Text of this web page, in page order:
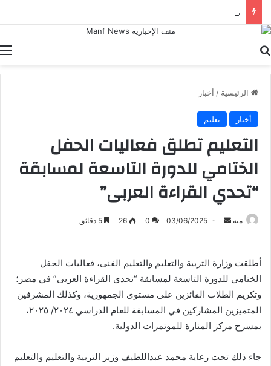
الرئيسية / أخبار
أخبار تعليم
التعليم تطلق فعاليات الحفل
الختامي للدورة التاسعة لمسابقة
“تحدي القراءة العربى”
منة
أرسل 03/06/2025
0
26
أطلقت وزارة التربية والتعليم والتعليم الفنى، فعاليات الحفل
الختامي للدورة التاسعة لمسابقة “تحدي القراءة العربى” في مصر؛
وتكريم الطلاب الفائزين على مستوى الجمهورية، وكذلك المشرفين
المتميزين المشاركين في المسابقة للعام الدراسي ٢٠٢٤/ ٢٠٢٥،
بمسرح مركز المنارة للمؤتمرات الدولية.
جاء ذلك تحت رعاية محمد عبداللطيف وزير التربية والتعليم والتعليم